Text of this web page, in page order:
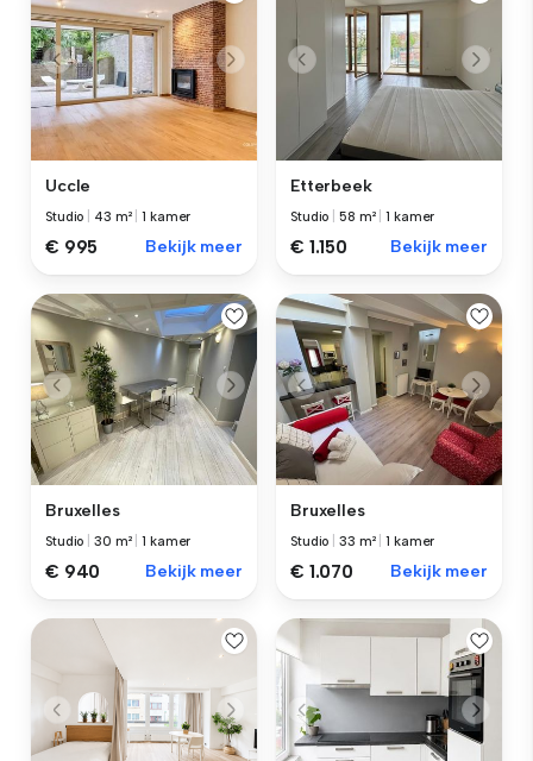
Uccle
Studio 43 m² |1 kamer
€ 995 Bekijk meer
Etterbeek
Studio |58 m² |1 kamer
€ 1.150 Bekijk meer
Bruxelles
Studio |30 m² |1 kamer
€ 940 Bekijk meer
Bruxelles
Studio |33 m² |1 kamer
€ 1.070 Bekijk meer